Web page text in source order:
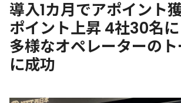
導入1カ月でアポイント
ポイント上昇 4社30名
多様なオペレーターの
に成功